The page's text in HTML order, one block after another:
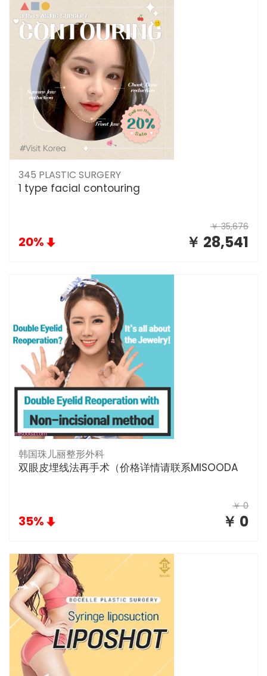
345 PLASTIC SURGERY
1 type facial contouring
￥ 35,676
20% ￥ 28,541
韩国珠儿丽整形外科
双眼皮埋线法再手术（价格详情请联系MISOODA
￥ 0
35% ￥ 0